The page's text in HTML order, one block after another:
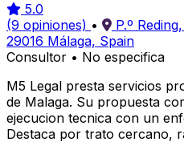
5.0
(9 opiniones) •
P.º
29016 Málaga, Spain
Consultor • No especifica
M5 Legal presta servicios
de Malaga. Su propuesta
ejecucion tecnica con un
Destaca por trato cercano,